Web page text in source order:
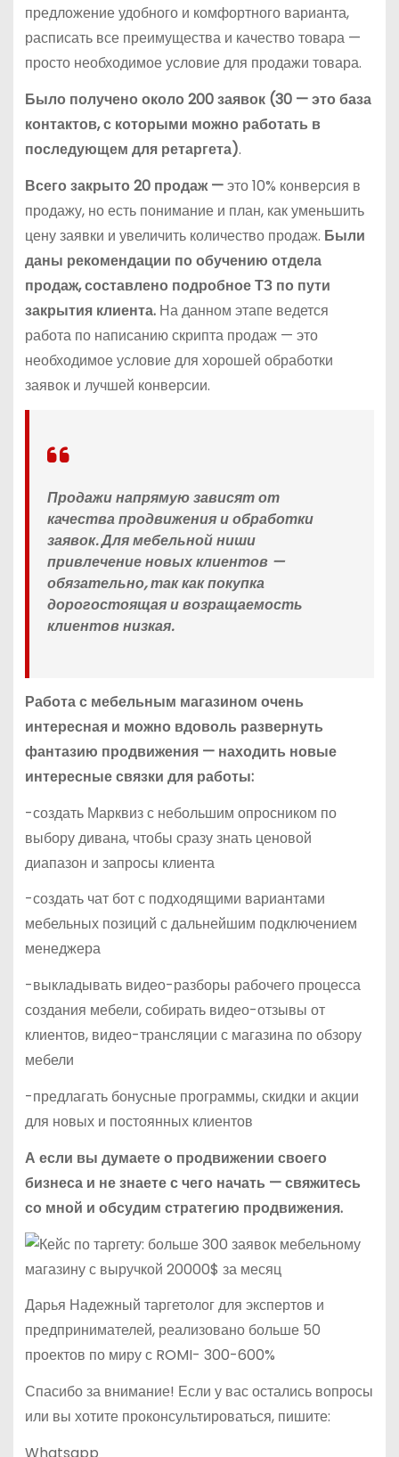
предложение удобного и комфортного варианта,
расписать все преимущества и качество товара —
просто необходимое условие для продажи товара.
Было получено около 200 заявок (30 — это база
контактов, с которыми можно работать в
последующем для ретаргета).
Всего закрыто 20 продаж —это 10% конверсия в
продажу, но есть понимание и план, как уменьшить
цену заявки и увеличить количество продаж. Были
даны рекомендации по обучению отдела
продаж, составлено подробное ТЗ по пути
закрытия клиента.На данном этапе ведется
работа по написанию скрипта продаж — это
необходимое условие для хорошей обработки
заявок и лучшей конверсии.
Продажи напрямую зависят от
качества продвижения и обработки
заявок. Для мебельной ниши
привлечение новых клиентов —
обязательно, так как покупка
дорогостоящая и возращаемость
клиентов низкая.
Работа с мебельным магазином очень
интересная и можно вдоволь развернуть
фантазию продвижения — находить новые
интересные связки для работы:
-создать Марквиз с небольшим опросником по
выбору дивана, чтобы сразу знать ценовой
диапазон и запросы клиента
-создать чат бот с подходящими вариантами
мебельных позиций с дальнейшим подключением
менеджера
-выкладывать видео-разборы рабочего процесса
создания мебели, собирать видео-отзывы от
клиентов, видео-трансляции с магазина по обзору
мебели
-предлагать бонусные программы, скидки и акции
для новых и постоянных клиентов
А если вы думаете о продвижении своего
бизнеса и не знаете с чего начать — свяжитесь
со мной и обсудим стратегию продвижения.
Дарья Надежный таргетолог для экспертов и
предпринимателей, реализовано больше 50
проектов по миру с ROMI- 300-600%
Спасибо за внимание! Если у вас остались вопросы
или вы хотите проконсультироваться, пишите: